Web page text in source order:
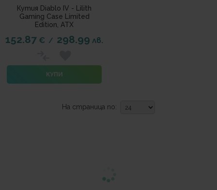
Кутия Diablo IV - Lilith
Gaming Case Limited
Edition, ATX
152.87 € / 298.99 лв.
КУПИ
На страница по: